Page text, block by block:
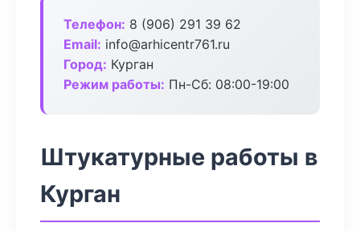
Телефон: 8 (906) 291 39 62
Email: info@arhicentr761.ru
Город: Курган
Режим работы: Пн-Сб: 08:00-19:00
Штукатурные работы в
Курган